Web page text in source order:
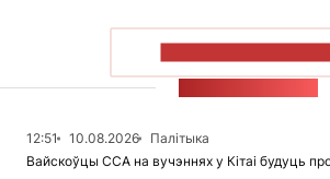
12:51 10.08.2026
Палітыка
Вайскоўцы ССА на вучэннях у Кітаі будуць